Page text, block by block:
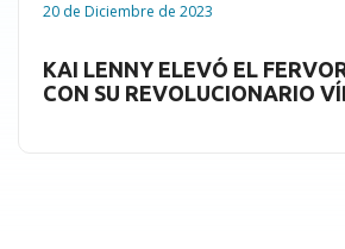
20 de Diciembre de 2023
KAI LENNY ELEVÓ EL
CON SU REVOLUCIONARIO